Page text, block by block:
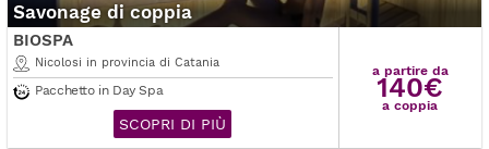
Savonage di coppia
BIOSPA
Nicolosi in provincia di Catania
Pacchetto in Day Spa
SCOPRI DI PIÙ
a partire da
140€
a coppia